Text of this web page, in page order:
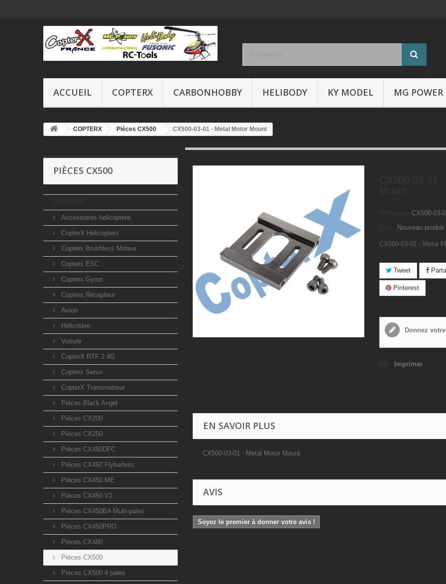
ACCUEIL COPTERX CARBONHOBBY HELIBODY KY MODEL MG POWER
COPTERX Pièces CX500 CX500-03-01 - Metal Motor Mount
PIÈCES CX500
Accessoires helicoptere
CopterX Helicopters
Copterx Brushless Moteur
Copterx ESC
Copterx Gyros
Copterx Récepteur
Avion
Hélicotère
Voiture
CopterX RTF 2.4G
Copterx Servo
CopterX Transmetteur
Pièces Black Angel
Pièces CX200
Pièces CX250
Pièces CX450DFC
Pièces CX450 Flybarless
Pièces CX450 ME
Pièces CX450 V2
Pièces CX450BA Multi-pales
Pièces CX450PRO
Pièces CX480
Pièces CX500
Pièces CX500 4 pales
CX500-03-
Nouveau produit
CX500-03-01 - Metal
Tweet
Pinterest
Donnez
Imprimer
EN SAVOIR PLUS
CX500-03-01 - Metal Motor Mount
AVIS
Soyez le premier à donner votre avis !